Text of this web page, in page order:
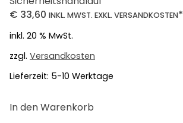
€ 33,60 INKL. MWST. EXKL. VERSANDKOSTEN*
inkl. 20 % MwSt.
zzgl. Versandkosten
Lieferzeit: 5-10 Werktage
In den Warenkorb